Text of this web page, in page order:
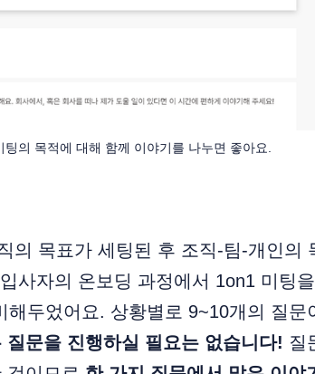
의 목적에 대해 함께 이야기를 나누면 좋아요.
의 목표가 세팅된 후 조직-팀-개인의
사자의 온보딩 과정에서 1on1 미팅
두었어요. 상황별로 9~10개의 질문
문을 진행하실 필요는 없습니다! 질